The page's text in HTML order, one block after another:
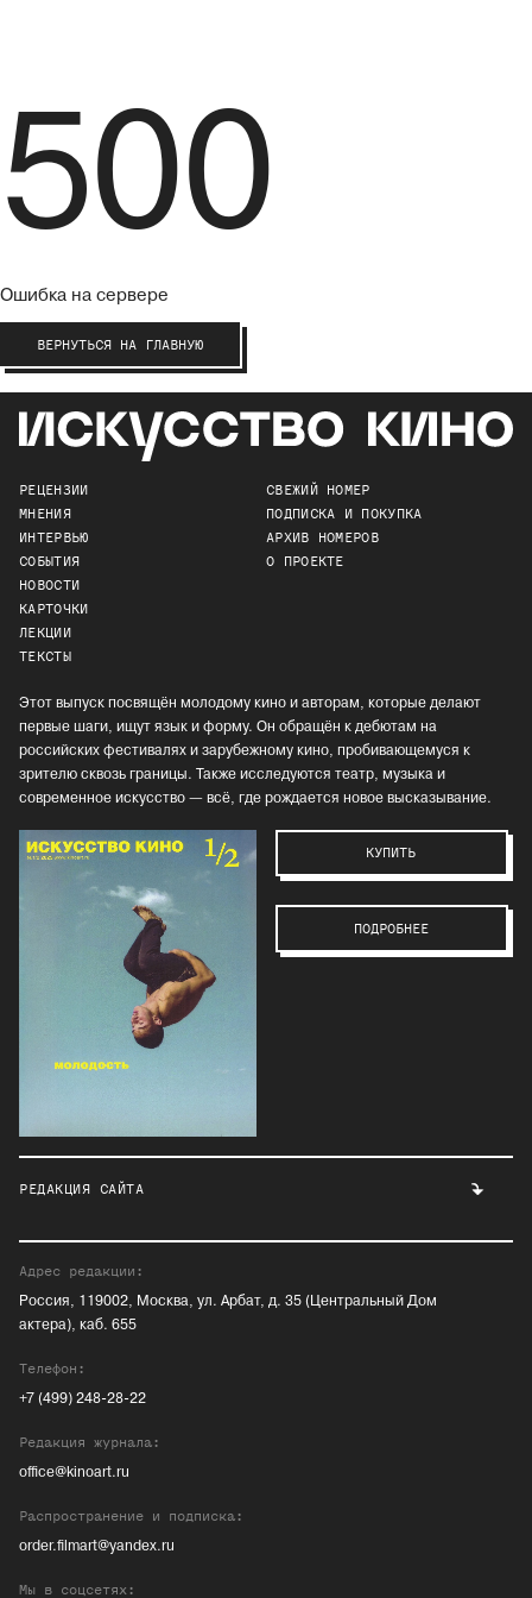
500
Ошибка на сервере
ВЕРНУТЬСЯ НА ГЛАВНУЮ
РЕЦЕНЗИИ
МНЕНИЯ
ИНТЕРВЬЮ
СОБЫТИЯ
НОВОСТИ
КАРТОЧКИ
ЛЕКЦИИ
ТЕКСТЫ
СВЕЖИЙ НОМЕР
ПОДПИСКА И ПОКУПКА
АРХИВ НОМЕРОВ
О ПРОЕКТЕ
Этот выпуск посвящён молодому кино и авторам, которые делают
первые шаги, ищут язык и форму. Он обращён к дебютам на
российских фестивалях и зарубежному кино, пробивающемуся к
зрителю сквозь границы. Также исследуются театр, музыка и
современное искусство — всё, где рождается новое высказывание.
КУПИТЬ
ПОДРОБНЕЕ
РЕДАКЦИЯ САЙТА
Адрес редакции:
Россия, 119002, Москва, ул. Арбат, д. 35 (Центральный Дом
актера), каб. 655
Телефон:
+7 (499) 248-28-22
Редакция журнала:
office@kinoart.ru
Распространение и подписка:
order.filmart@yandex.ru
Мы в соцсетях: